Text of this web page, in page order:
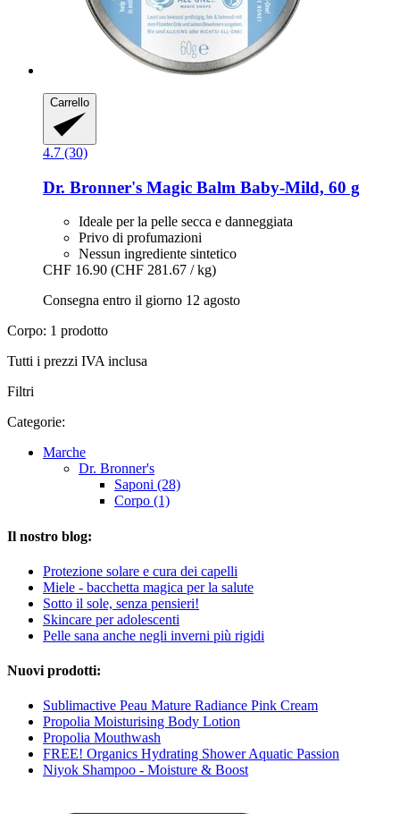
Carrello
4.7 (30)
Dr. Bronner's Magic Balm Baby-​Mild, 60 g
Ideale per la pelle secca e danneggiata
Privo di profumazioni
Nessun ingrediente sintetico
CHF 16.90 (CHF 281.67 / kg)
Consegna entro il giorno 12 agosto
Corpo: 1 prodotto
Tutti i prezzi IVA inclusa
Filtri
Categorie:
Marche
Dr. Bronner's
Saponi (28)
Corpo (1)
Il nostro blog:
Protezione solare e cura dei capelli
Miele - bacchetta magica per la salute
Sotto il sole, senza pensieri!
Skincare per adolescenti
Pelle sana anche negli inverni più rigidi
Nuovi prodotti:
Sublimactive Peau Mature Radiance Pink Cream
Propolia Moisturising Body Lotion
Propolia Mouthwash
FREE! Organics Hydrating Shower Aquatic Passion
Niyok Shampoo - Moisture & Boost